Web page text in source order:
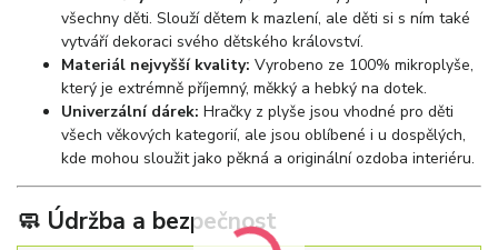
všechny děti. Slouží dětem k mazlení, ale děti si s ním také
vytváří dekoraci svého dětského království.
Materiál nejvyšší kvality: Vyrobeno ze 100% mikroplyše,
který je extrémně příjemný, měkký a hebký na dotek.
Univerzální dárek: Hračky z plyše jsou vhodné pro děti
všech věkových kategorií, ale jsou oblíbené i u dospělých,
kde mohou sloužit jako pěkná a originální ozdoba interiéru.
🧼 Údržba a bezpečnost